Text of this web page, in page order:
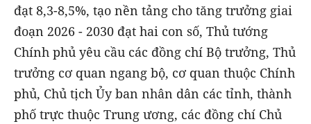
đạt 8,3-8,5%, tạo nền tảng cho tăng trưởng giai
đoạn 2026 - 2030 đạt hai con số, Thủ tướng
Chính phủ yêu cầu các đồng chí Bộ trưởng, Thủ
trưởng cơ quan ngang bộ, cơ quan thuộc Chính
phủ, Chủ tịch Ủy ban nhân dân các tỉnh, thành
phố trực thuộc Trung ương, các đồng chí Chủ